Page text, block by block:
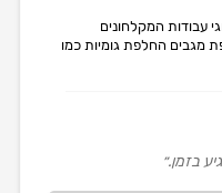
עבודות המקלחונים
מגבים החלפת גומיות כמו
בזמן.״